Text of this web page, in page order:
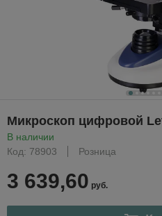
Микроскоп цифровой
В наличии
Код: 78903
Розница
3 639,60 руб.